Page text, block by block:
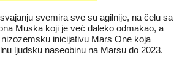
svemira sve su agilnije, na čelu sa
Muska koji je već daleko odmakao, a
inicijativu Mars One koja
ljudsku naseobinu na Marsu do 2023.